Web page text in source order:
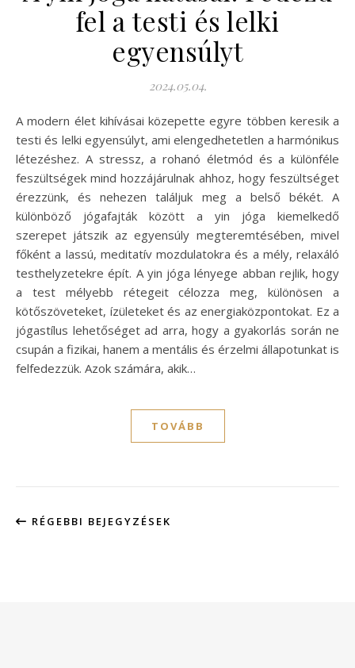
fel a testi és lelki
egyensúlyt
2024.05.04.
A modern élet kihívásai közepette egyre többen keresik a
testi és lelki egyensúlyt, ami elengedhetetlen a harmónikus
létezéshez. A stressz, a rohanó életmód és a különféle
feszültségek mind hozzájárulnak ahhoz, hogy feszültséget
érezzünk, és nehezen találjuk meg a belső békét. A
különböző jógafajták között a yin jóga kiemelkedő
szerepet játszik az egyensúly megteremtésében, mivel
főként a lassú, meditatív mozdulatokra és a mély, relaxáló
testhelyzetekre épít. A yin jóga lényege abban rejlik, hogy
a test mélyebb rétegeit célozza meg, különösen a
kötőszöveteket, ízületeket és az energiaközpontokat. Ez a
jógastílus lehetőséget ad arra, hogy a gyakorlás során ne
csupán a fizikai, hanem a mentális és érzelmi állapotunkat is
felfedezzük. Azok számára, akik…
TOVÁBB
RÉGEBBI BEJEGYZÉSEK